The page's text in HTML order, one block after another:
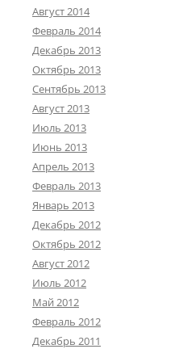
Август 2014
Февраль 2014
Декабрь 2013
Октябрь 2013
Сентябрь 2013
Август 2013
Июль 2013
Июнь 2013
Апрель 2013
Февраль 2013
Январь 2013
Декабрь 2012
Октябрь 2012
Август 2012
Июль 2012
Май 2012
Февраль 2012
Декабрь 2011